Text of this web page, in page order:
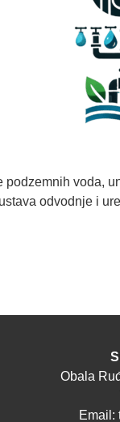
podzemnih voda,
odvodnje i
Obala
Email: